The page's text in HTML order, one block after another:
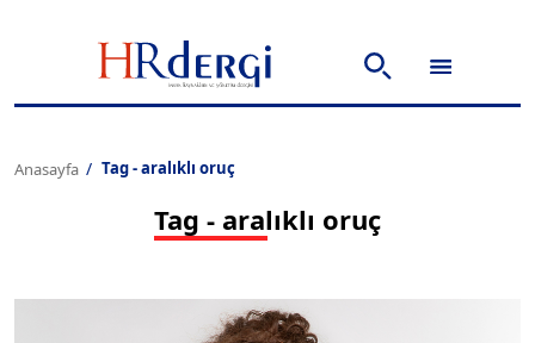
Anasayfa Tag - aralıklı oruç
Tag - aralıklı oruç